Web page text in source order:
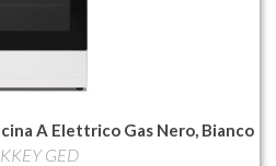
A Elettrico Gas Nero, Bianco
GED